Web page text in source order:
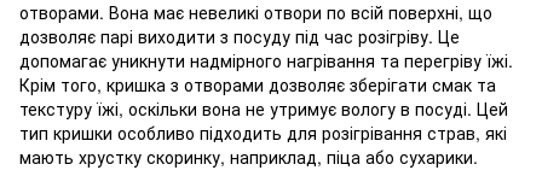
отворами. Вона має невеликі отвори по всій поверхні, що
дозволяє парі виходити з посуду під час розігріву. Це
допомагає уникнути надмірного нагрівання та перегріву їжі.
Крім того, кришка з отворами дозволяє зберігати смак та
текстуру їжі, оскільки вона не утримує вологу в посуді. Цей
тип кришки особливо підходить для розігрівання страв, які
мають хрустку скоринку, наприклад, піца або сухарики.